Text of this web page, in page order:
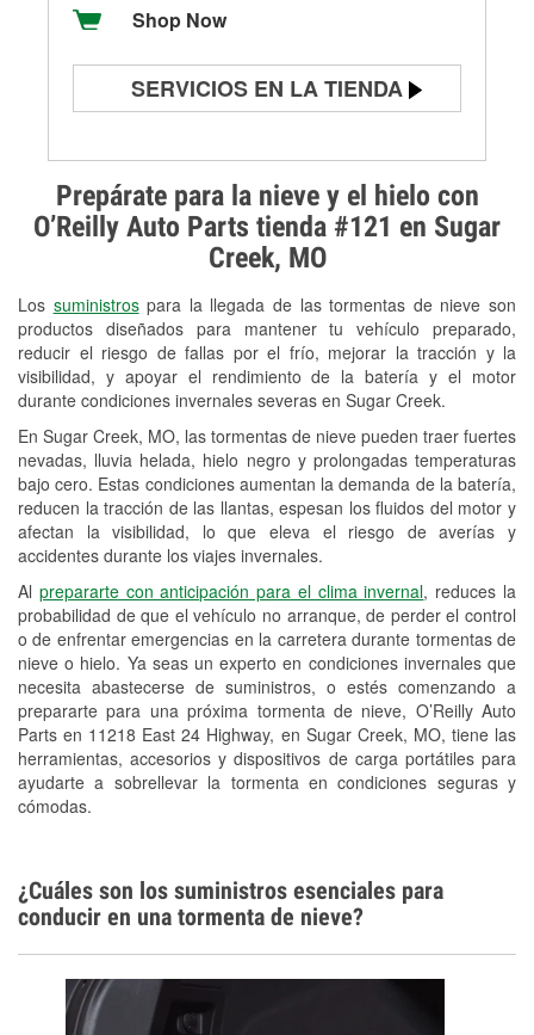
Prepárate para la nieve y el hielo con
O’Reilly Auto Parts tienda #121 en Sugar
Creek, MO
Los suministrospara la llegada de las tormentas de nieve son
productos diseñados para mantener tu vehículo preparado,
reducir el riesgo de fallas por el frío, mejorar la tracción y la
visibilidad, y apoyar el rendimiento de la batería y el motor
durante condiciones invernales severas en Sugar Creek.
En Sugar Creek, MO, las tormentas de nieve pueden traer fuertes
nevadas, lluvia helada, hielo negro y prolongadas temperaturas
bajo cero. Estas condiciones aumentan la demanda de la batería,
reducen la tracción de las llantas, espesan los fluidos del motor y
afectan la visibilidad, lo que eleva el riesgo de averías y
accidentes durante los viajes invernales.
Al prepararte con anticipación para el clima invernal, reduces la
probabilidad de que el vehículo no arranque, de perder el control
o de enfrentar emergencias en la carretera durante tormentas de
nieve o hielo. Ya seas un experto en condiciones invernales que
necesita abastecerse de suministros, o estés comenzando a
prepararte para una próxima tormenta de nieve, O’Reilly Auto
Parts en 11218 East 24 Highway, en Sugar Creek, MO, tiene las
herramientas, accesorios y dispositivos de carga portátiles para
ayudarte a sobrellevar la tormenta en condiciones seguras y
cómodas.
Shop Now
SERVICIOS EN LA TIENDA
Prueba de alternadores y
arrancadores
Revisión de la luz "Check Engine"
Reciclaje de baterías y aceite
Instalación de bombillas de faros
Instalación de limpiaparabrisas
Programa de Préstamo de
Herramientas
Mezcla de pinturas
Rectificación de tambores y discos de
freno
Snowstorm Supplies
Tornado Supplies
Conoce más
Idiomas adicionales
¿Cuáles son los suministros esenciales para
conducir en una tormenta de nieve?